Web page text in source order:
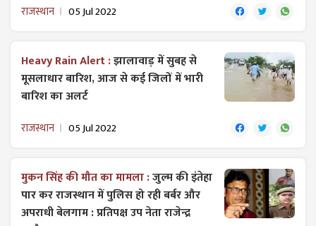
राजस्थान 05 Jul 2022
Heavy Rain Alert :झालावाड़ में सुबह से
मूसलाधार बारिश, आज से कई जिलों में भारी
बारिश का अलर्ट
राजस्थान 05 Jul 2022
मुकन सिंह की मौत का मामला :जुल्म की इंतेहा
पार कर राजस्थान में पुलिस हो रही बर्बर और
अपराधी बेलगाम : प्रतिपक्ष उप ​नेता राजेन्द्र